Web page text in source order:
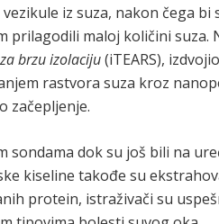
iz suza, nakon čega bi
prilagodili maloj količini suza.
brzu izolaciju(iTEARS),
rastvora suza kroz
začepljenje.
dok su još bili na
kiseline takođe su
protein, istraživači su